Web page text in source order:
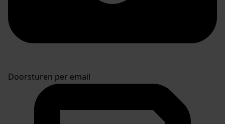
Doorsturen per email